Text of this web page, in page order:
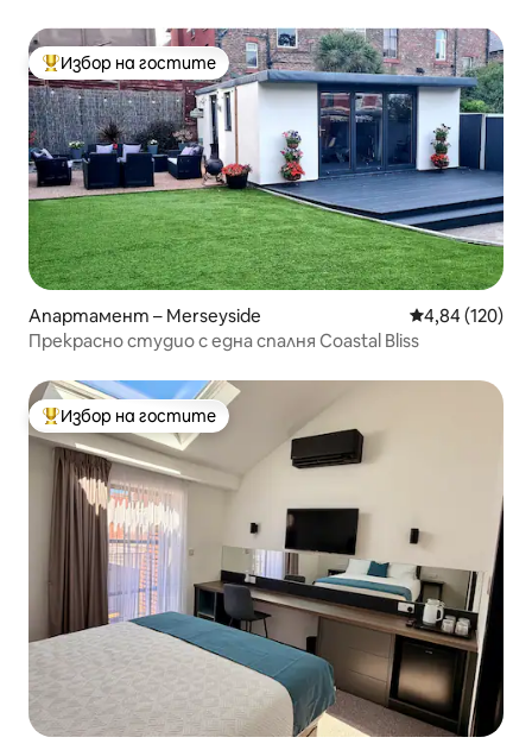
Най-популярен избор на гостите
Избор на гостите
Апартамент – Merseyside Средна
4,84 (120)
Прекрасно студио с една спалня Coastal Bliss
Най-популярен избор на гостите
Избор на гостите